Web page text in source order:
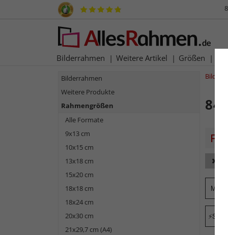
Bilderrahmen Weitere Artikel Größen
Bilderrahmen
Weitere Produkte
Rahmengrößen
Alle Formate
9x13 cm
10x15 cm
13x18 cm
15x20 cm
18x18 cm
18x24 cm
20x30 cm
21x29,7 cm (A4)